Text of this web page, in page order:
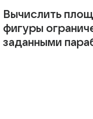
Вычислить
фигуры
заданными